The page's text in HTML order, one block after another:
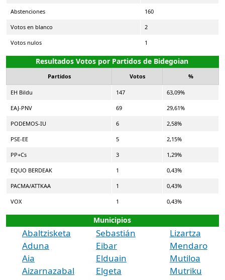
Abstenciones 160
Votos en blanco 2
Votos nulos 1
Resultados Votos por Partidos de Bidegoian
Partidos Votos %
EH Bildu 147 63,09%
EAJ-PNV 69 29,61%
PODEMOS-IU 6 2,58%
PSE-EE 5 2,15%
PP+Cs 3 1,29%
EQUO BERDEAK 1 0,43%
PACMA/ATTKAA 1 0,43%
VOX 1 0,43%
Municipios
Abaltzisketa
Aduna
Aia
Aizarnazabal
Sebastián
Eibar
Elduain
Elgeta
Lizartza
Mendaro
Mutiloa
Mutriku